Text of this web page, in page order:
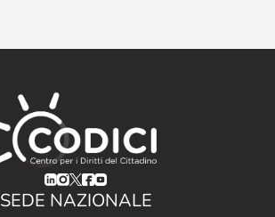
(opens in a new tab)
(opens in a new tab)
(opens in a new tab)
(opens in a new tab)
(opens in a new tab)
SEDE NAZIONALE